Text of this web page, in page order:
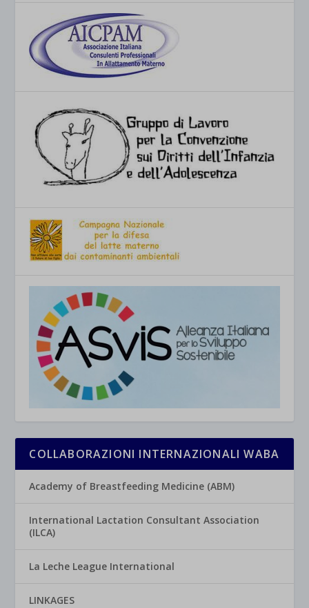
COLLABORAZIONI INTERNAZIONALI WABA
Academy of Breastfeeding Medicine (ABM)
International Lactation Consultant Association
(ILCA)
La Leche League International
LINKAGES